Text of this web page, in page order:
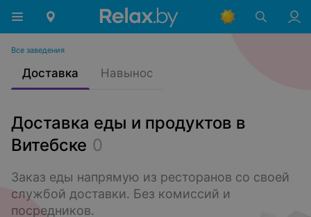
Все заведения
Доставка Навынос
Доставка еды и продуктов в
Витебске 0
Заказ еды напрямую из ресторанов со своей
службой доставки. Без комиссий и
посредников.